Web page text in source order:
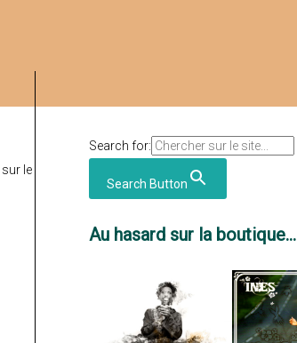
sur le
Search for:
Search Button
Au hasard sur la boutique...